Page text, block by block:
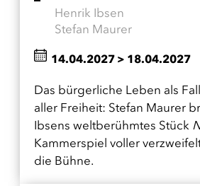
Henrik Ibsen
Stefan Maurer
Das bürgerliche Leben als
aller Freiheit: Stefan Maurer
Ibsens weltberühmtes Stück
Kammerspiel voller
die Bühne.
14.04.2027 > 18.04.2027